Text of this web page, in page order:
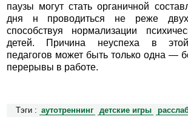
паузы могут стать органичной
дня н проводиться не реже
способствуя нормализации
детей. Причина неуспеха в этой
педагогов может быть только одна —
перерывы в работе.
Тэги : аутотреннинг детские игры